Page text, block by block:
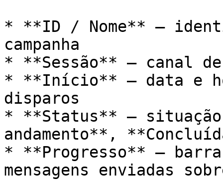
* **ID / Nome** —
campanha
* **Sessão** — canal de
* **Início** — data e
disparos
* **Status** —
andamento**,
* **Progresso** —
mensagens enviadas